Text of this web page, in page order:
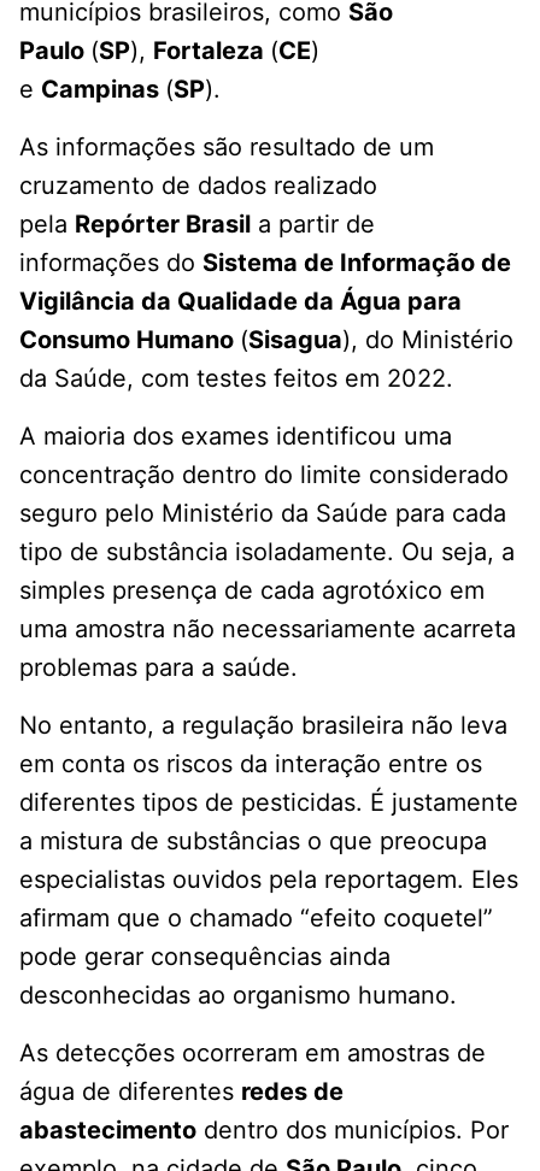
municípios brasileiros, como São
Paulo (SP), Fortaleza (CE)
e Campinas (SP).
As informações são resultado de um
cruzamento de dados realizado
pela Repórter Brasil a partir de
informações do Sistema de Informação de
Vigilância da Qualidade da Água para
Consumo Humano (Sisagua), do Ministério
da Saúde, com testes feitos em 2022.
A maioria dos exames identificou uma
concentração dentro do limite considerado
seguro pelo Ministério da Saúde para cada
tipo de substância isoladamente. Ou seja, a
simples presença de cada agrotóxico em
uma amostra não necessariamente acarreta
problemas para a saúde.
No entanto, a regulação brasileira não leva
em conta os riscos da interação entre os
diferentes tipos de pesticidas. É justamente
a mistura de substâncias o que preocupa
especialistas ouvidos pela reportagem. Eles
afirmam que o chamado “efeito coquetel”
pode gerar consequências ainda
desconhecidas ao organismo humano.
As detecções ocorreram em amostras de
água de diferentes redes de
abastecimento dentro dos municípios. Por